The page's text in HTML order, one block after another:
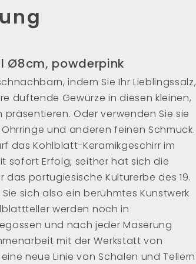
Ø8cm, powderpink
indem Sie Ihr Lieblingssalz,
duftende Gewürze in diesen kleinen,
Oder verwenden Sie sie
und anderen feinen Schmuck.
das Kohlblatt-Keramikgeschirr im
sofort Erfolg; seither hat sich die
das portugiesische Kulturerbe des 19.
sich also ein berühmtes Kunstwerk
werden noch in
und nach jeder Maserung
mit der Werkstatt von
eine neue Linie von Schalen und Tellern